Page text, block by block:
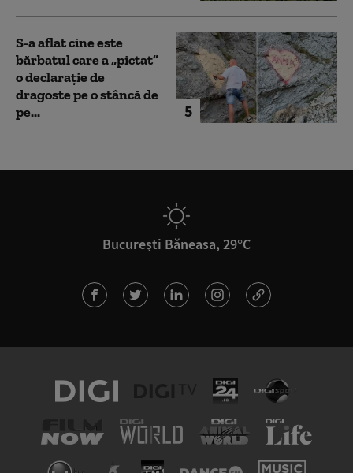
5
S-a aflat cine este
bărbatul care a „pictat”
o declarație de
dragoste pe o stâncă de
pe...
București Băneasa, 29°C